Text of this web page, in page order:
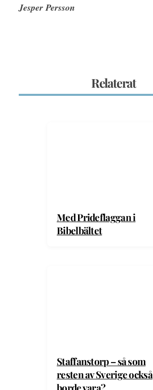
Jesper Persson
Relaterat
Med Prideflaggan i
Bibelbältet
Staffanstorp – så som
resten av Sverige också